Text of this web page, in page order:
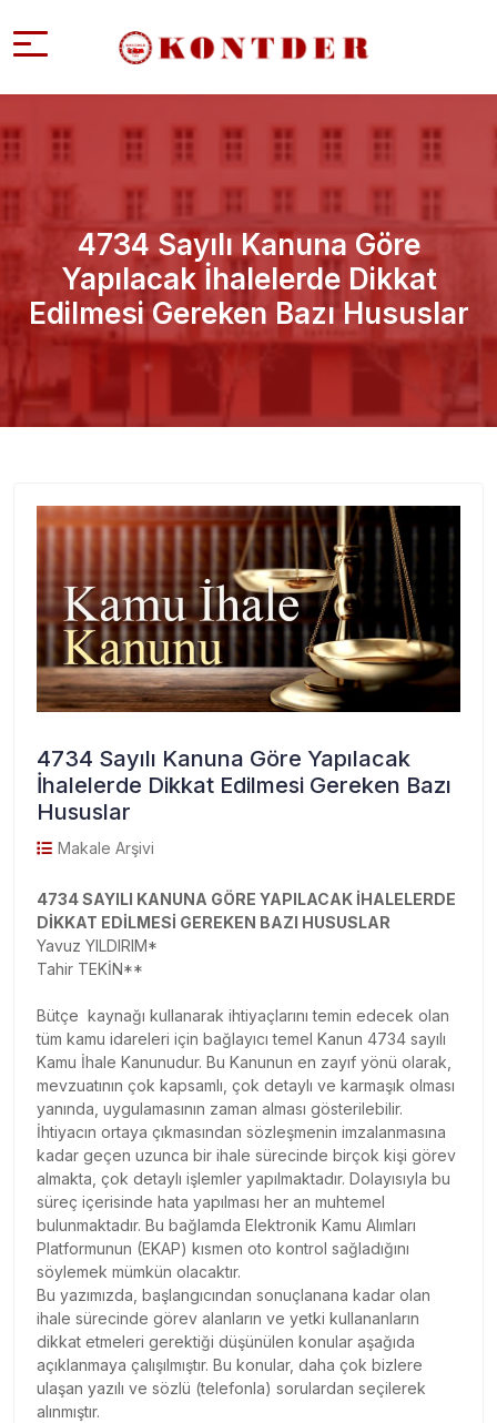
4734 Sayılı Kanuna Göre
Yapılacak İhalelerde Dikkat
Edilmesi Gereken Bazı Hususlar
4734 Sayılı Kanuna Göre Yapılacak
İhalelerde Dikkat Edilmesi Gereken Bazı
Hususlar
Makale Arşivi
4734 SAYILI KANUNA GÖRE YAPILACAK İHALELERDE
DİKKAT EDİLMESİ GEREKEN BAZI HUSUSLAR
Yavuz YILDIRIM*
Tahir TEKİN**
Bütçe kaynağı kullanarak ihtiyaçlarını temin edecek olan
tüm kamu idareleri için bağlayıcı temel Kanun 4734 sayılı
Kamu İhale Kanunudur. Bu Kanunun en zayıf yönü olarak,
mevzuatının çok kapsamlı, çok detaylı ve karmaşık olması
yanında, uygulamasının zaman alması gösterilebilir.
İhtiyacın ortaya çıkmasından sözleşmenin imzalanmasına
kadar geçen uzunca bir ihale sürecinde birçok kişi görev
almakta, çok detaylı işlemler yapılmaktadır. Dolayısıyla bu
süreç içerisinde hata yapılması her an muhtemel
bulunmaktadır. Bu bağlamda Elektronik Kamu Alımları
Platformunun (EKAP) kısmen oto kontrol sağladığını
söylemek mümkün olacaktır.
Bu yazımızda, başlangıcından sonuçlanana kadar olan
ihale sürecinde görev alanların ve yetki kullananların
dikkat etmeleri gerektiği düşünülen konular aşağıda
açıklanmaya çalışılmıştır. Bu konular, daha çok bizlere
ulaşan yazılı ve sözlü (telefonla) sorulardan seçilerek
alınmıştır.